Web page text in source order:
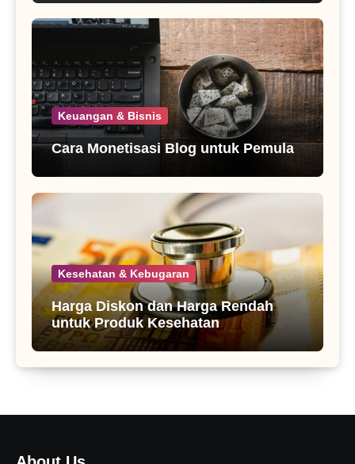
Keuangan & Bisnis
Cara Monetisasi Blog untuk Pemula
Kesehatan & Kebugaran
Harga Diskon dan Harga Rendah
untuk Produk Kesehatan